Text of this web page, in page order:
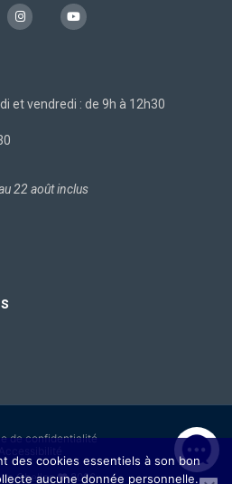
I
n
s
m
Y
o
u
et vendredi : de 9h à 12h30
22 août inclus
de confidentialité
Chelles ❤ 2026
des cookies essentiels à son bon
aucune donnée personnelle.